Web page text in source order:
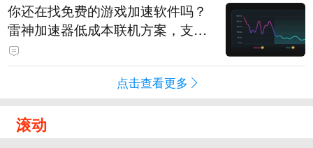
你还在找免费的游戏加速软件吗？
雷神加速器低成本联机方案，支持
免费试用
点击查看更多
滚动